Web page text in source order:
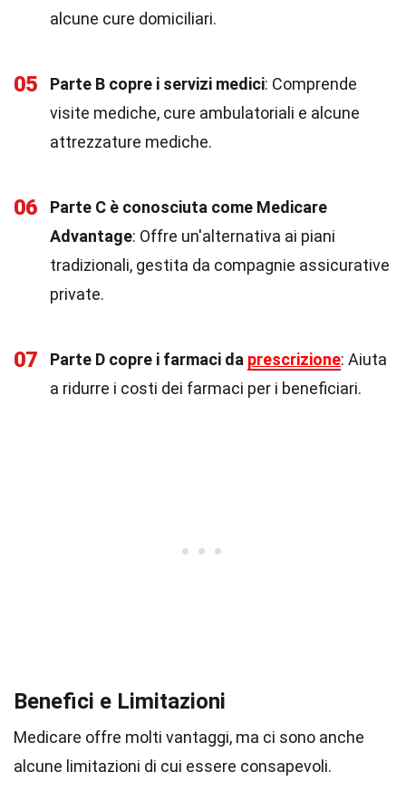
alcune cure domiciliari.
05 Parte B copre i servizi medici: Comprende
visite mediche, cure ambulatoriali e alcune
attrezzature mediche.
06
Parte C è conosciuta come Medicare
Advantage: Offre un'alternativa ai piani
tradizionali, gestita da compagnie assicurative
private.
07 Parte D copre i farmaci da prescrizione: Aiuta
a ridurre i costi dei farmaci per i beneficiari.
Benefici e Limitazioni
Medicare offre molti vantaggi, ma ci sono anche
alcune limitazioni di cui essere consapevoli.